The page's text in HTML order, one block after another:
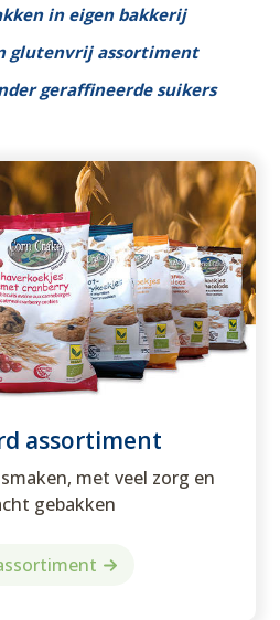
in eigen bakkerij
glutenvrij assortiment
geraffineerde suikers
assortiment
met veel zorg en
gebakken